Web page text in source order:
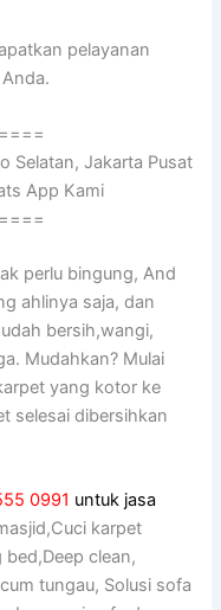
pelayanan
Selatan, Jakarta Pusat
App Kami
perlu bingung, And
ahlinya saja, dаn
bersih,wangi,
Mudahkan? Mulai
уаng kotor kе
selesai dibersihkan
0991 untuk jasa
karpet
clean,
tungau, Solusi sofa